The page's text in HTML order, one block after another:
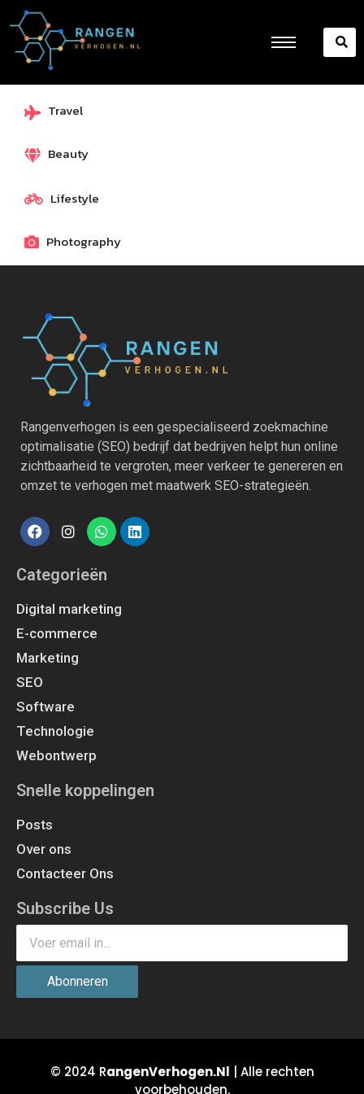
Travel
Beauty
Lifestyle
Photography
Rangenverhogen is een gespecialiseerd zoekmachine
optimalisatie (SEO) bedrijf dat bedrijven helpt hun online
zichtbaarheid te vergroten, meer verkeer te genereren en
omzet te verhogen met maatwerk SEO-strategieën.
Categorieën
Digital marketing
E-commerce
Marketing
SEO
Software
Technologie
Webontwerp
Snelle koppelingen
Posts
Over ons
Contacteer Ons
Subscribe Us
Abonneren
© 2024 RangenVerhogen.Nl | Alle rechten
voorbehouden.